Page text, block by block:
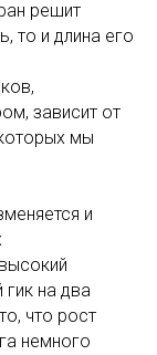
решит
то и длина его
зависит от
мы
и
на два
что рост
немного